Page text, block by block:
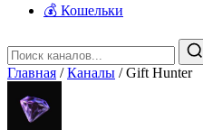
💰 Кошельки
Главная / Каналы / Gift Hunter